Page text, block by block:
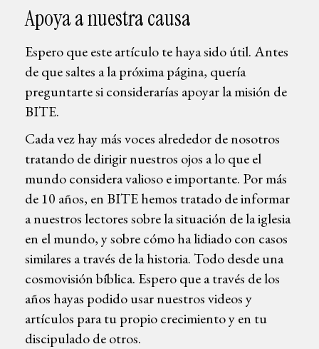
Apoya a nuestra causa
Espero que este artículo te haya sido útil. Antes
de que saltes a la próxima página, quería
preguntarte si considerarías apoyar la misión de
BITE.
Cada vez hay más voces alrededor de nosotros
tratando de dirigir nuestros ojos a lo que el
mundo considera valioso e importante. Por más
de 10 años, en BITE hemos tratado de informar
a nuestros lectores sobre la situación de la iglesia
en el mundo, y sobre cómo ha lidiado con casos
similares a través de la historia. Todo desde una
cosmovisión bíblica. Espero que a través de los
años hayas podido usar nuestros videos y
artículos para tu propio crecimiento y en tu
discipulado de otros.